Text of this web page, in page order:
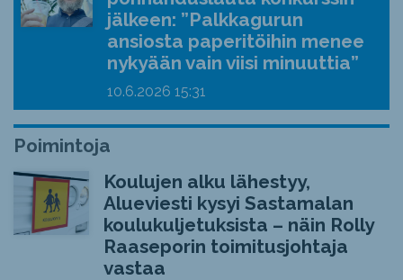
jälkeen: ”Palkkagurun
ansiosta paperitöihin menee
nykyään vain viisi minuuttia”
10.6.2026 15:31
Poimintoja
Koulujen alku lähestyy,
Alueviesti kysyi Sastamalan
koulukuljetuksista – näin Rolly
Raaseporin toimitusjohtaja
vastaa